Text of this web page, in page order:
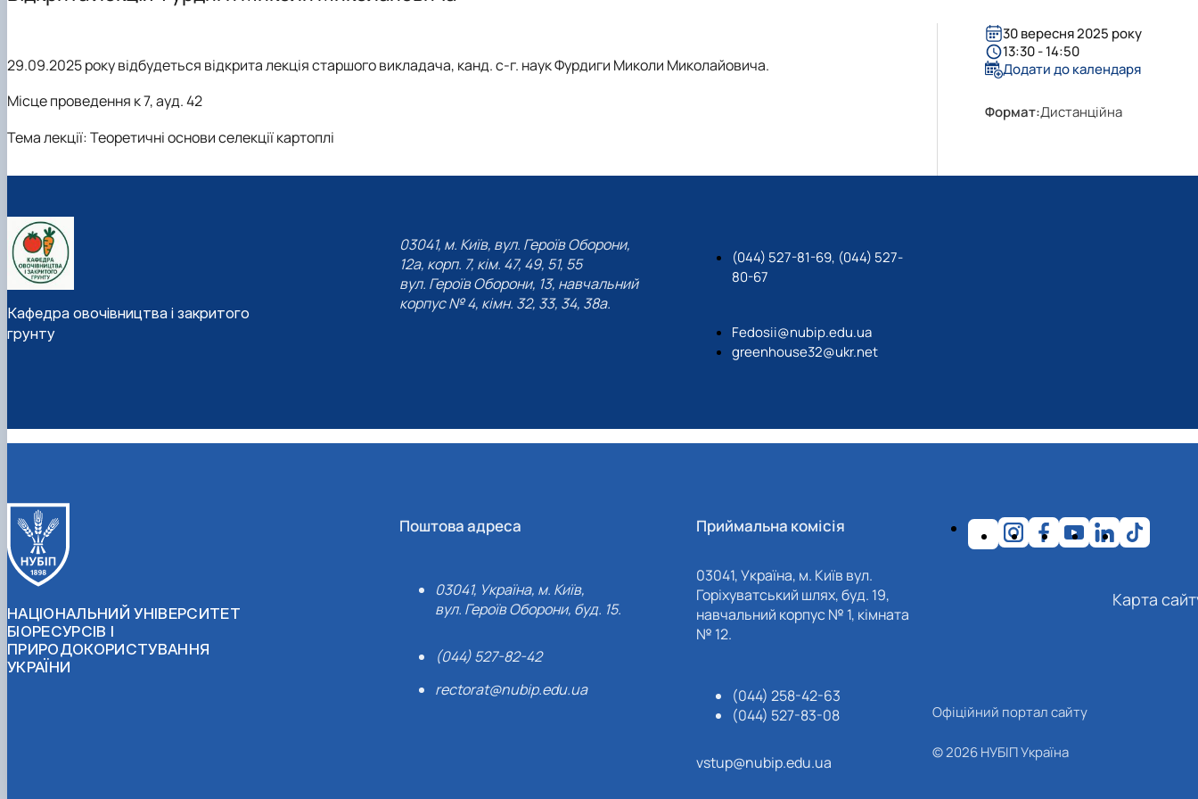
Програми практик
Звіт роботи гуртка за 2024-2025 рік
Графік відпрацювань лабораторних занять
29.09.2025 року відбудеться відкрита лекція старшого викладача, канд. с-г. наук Фурдиги Миколи Миколайовича.
Місце проведення к 7, ауд. 42
Тема лекції: Теоретичні основи селекції картоплі
30 вересня 2025 року
13:30 - 14:50
Додати до календаря
Формат:Дистанційна
Кафедра овочівництва і закритого
грунту
03041, м. Київ, вул. Героїв Оборони,
12а, корп. 7, кім. 47, 49, 51, 55
вул. Героїв Оборони, 13, навчальний
корпус № 4, кімн. 32, 33, 34, 38а.
(044) 527-81-69, (044) 527-
80-67
Fedosii@nubip.edu.ua
greenhouse32@ukr.net
НАЦІОНАЛЬНИЙ УНІВЕРСИТЕТ
БІОРЕСУРСІВ І
ПРИРОДОКОРИСТУВАННЯ
УКРАЇНИ
Поштова адреса
03041, Україна, м. Київ,
вул. Героїв Оборони, буд. 15.
(044) 527-82-42
rectorat@nubip.edu.ua
Приймальна комісія
03041, Україна, м. Київ вул.
Горіхуватський шлях, буд. 19,
навчальний корпус № 1, кімната
№ 12.
(044) 258-42-63
(044) 527-83-08
vstup@nubip.edu.ua
Карта
Офіційний портал сайту
© 2026 НУБІП Україна